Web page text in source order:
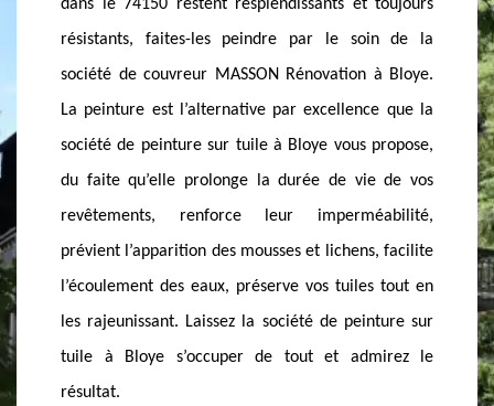
que la
vos
facilite
en
sur
le
ne savez pas quel type choisir pour personnaliser et
protéger votre toiture dans le 74150. La société de
couvreur MASSON Rénovation à Bloye se tient à
votre disposition pour vous aider et vous conseiller
sur le type de peinture adapté à vos revêtements,
en fonction de votre budget et des normes requises
dans votre région. En choisissant la société de
peinture toiture à Bloye, vous serrez bien
accompagnés et bien orientés. Couvreur à Bloye
sait les tendances actuelles en matière de peinture
toiture.
se
votre
projet.
en